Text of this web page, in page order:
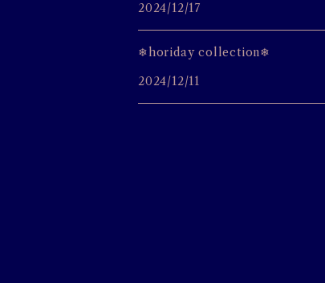
2024/12/17
❄horiday collection❄
2024/12/11